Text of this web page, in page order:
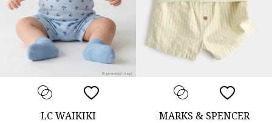
LC WAIKIKI MARKS & SPENCER